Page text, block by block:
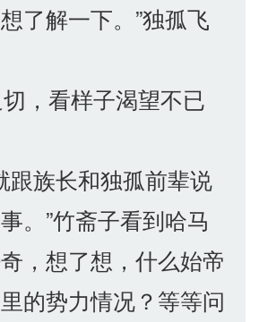
了解一下。”独孤飞
，看样子渴望不已
跟族长和独孤前辈说
。”竹斋子看到哈马
，想了想，什么始帝
的势力情况？等等问